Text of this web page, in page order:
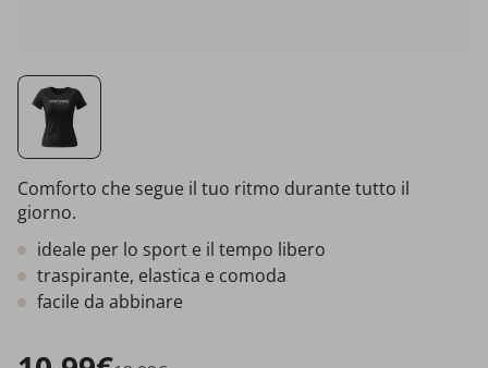
Comforto che segue il tuo ritmo durante tutto il
giorno.
ideale per lo sport e il tempo libero
traspirante, elastica e comoda
facile da abbinare